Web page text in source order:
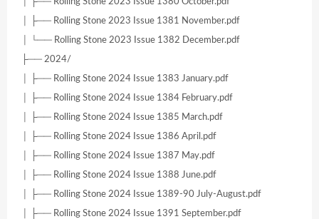
│ ├── Rolling Stone 2023 Issue 1381 November.pdf
│ └── Rolling Stone 2023 Issue 1382 December.pdf
├── 2024/
│ ├── Rolling Stone 2024 Issue 1383 January.pdf
│ ├── Rolling Stone 2024 Issue 1384 February.pdf
│ ├── Rolling Stone 2024 Issue 1385 March.pdf
│ ├── Rolling Stone 2024 Issue 1386 April.pdf
│ ├── Rolling Stone 2024 Issue 1387 May.pdf
│ ├── Rolling Stone 2024 Issue 1388 June.pdf
│ ├── Rolling Stone 2024 Issue 1389-90 July-August.pdf
│ ├── Rolling Stone 2024 Issue 1391 September.pdf